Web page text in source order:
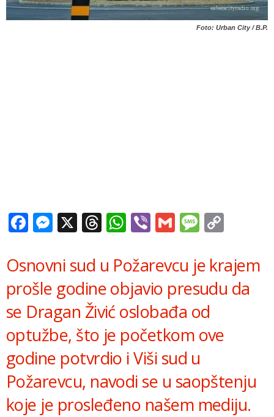
Foto: Urban City / B.P.
Facebook
Messenger
X Threads
WhatsApp
ViberGmail
Osnovni sud u Požarevcu je krajem
prošle godine objavio presudu da
se Dragan Živić oslobađa od
optužbe, što je početkom ove
godine potvrdio i Viši sud u
Požarevcu, navodi se u saopštenju
koje je prosleđeno našem mediju.